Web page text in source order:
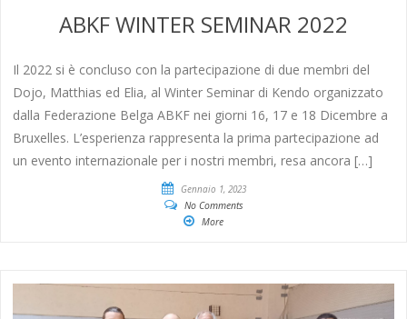
ABKF WINTER SEMINAR 2022
Il 2022 si è concluso con la partecipazione di due membri del
Dojo, Matthias ed Elia, al Winter Seminar di Kendo organizzato
dalla Federazione Belga ABKF nei giorni 16, 17 e 18 Dicembre a
Bruxelles. L’esperienza rappresenta la prima partecipazione ad
un evento internazionale per i nostri membri, resa ancora […]
Gennaio 1, 2023
No Comments
More